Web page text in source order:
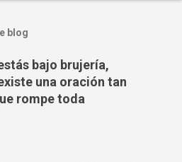
blog
bajo brujería,
una oración tan
rompe toda